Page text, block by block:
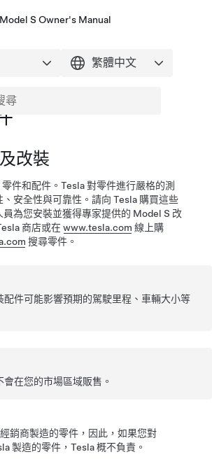
Model S Owner's Manual
改裝
件和配件。Tesla 對零件進行嚴格的測
安全性與可靠性。請向 Tesla 購買這些
為您安裝並獲得專家提供的 Model S 改
商店或在www.tesla.com 線上購
搜尋零件。
配件可能影響預期的駕駛里程、車輛大小等
在您的市場區域販售。
銷商製造的零件，因此，如果您對
製造的零件，Tesla 概不負責。